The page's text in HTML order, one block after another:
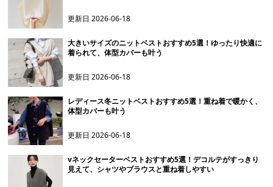
更新日2026-06-18
大きいサイズのニットベストおすすめ5選！ゆったり快適に
着られて、体型カバーも叶う
更新日2026-06-18
レディース冬ニットベストおすすめ5選！重ね着で暖かく、
体型カバーも叶う
更新日2026-06-18
vネックセーターベストおすすめ5選！デコルテがすっきり
見えて、シャツやブラウスと重ね着しやすい